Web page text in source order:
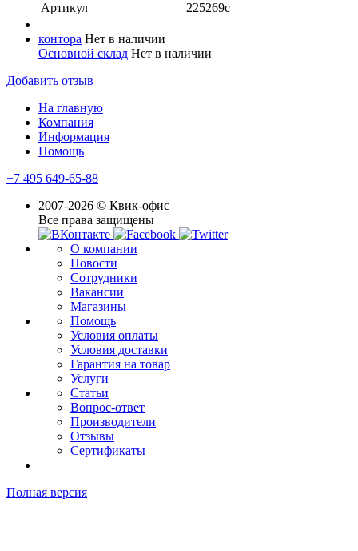
Артикул
225269с
контора Нет в наличии
Основной склад Нет в наличии
Добавить отзыв
На главную
Компания
Информация
Помощь
+7 495 649-65-88
2007-2026 © Квик-офис
Все права защищены
О компании
Новости
Сотрудники
Вакансии
Магазины
Помощь
Условия оплаты
Условия доставки
Гарантия на товар
Услуги
Статьи
Вопрос-ответ
Производители
Отзывы
Сертификаты
Полная версия